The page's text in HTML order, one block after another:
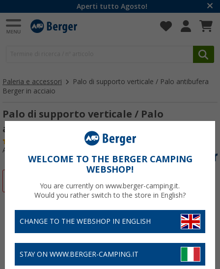
Aperti tutto Agosto!
Paleria e accessori
Palo di supporto verticale / Palo antibufera
Berger in acciaio
Palo di supporto verticale / Palo
antibufera Berger in acciaio 22 mm 200 cm
100)
Articolo n: 250190
WELCOME TO THE BERGER CAMPING
WEBSHOP!
You are currently on www.berger-camping.it.
Would you rather switch to the store in English?
CHANGE TO THE WEBSHOP IN ENGLISH
STAY ON WWW.BERGER-CAMPING.IT